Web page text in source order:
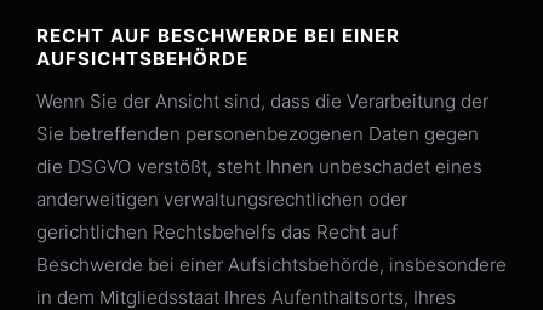
RECHT AUF BESCHWERDE BEI EINER
AUFSICHTSBEHÖRDE
Wenn Sie der Ansicht sind, dass die Verarbeitung der
Sie betreffenden personenbezogenen Daten gegen
die DSGVO verstößt, steht Ihnen unbeschadet eines
anderweitigen verwaltungsrechtlichen oder
gerichtlichen Rechtsbehelfs das Recht auf
Beschwerde bei einer Aufsichtsbehörde, insbesondere
in dem Mitgliedsstaat Ihres Aufenthaltsorts, Ihres